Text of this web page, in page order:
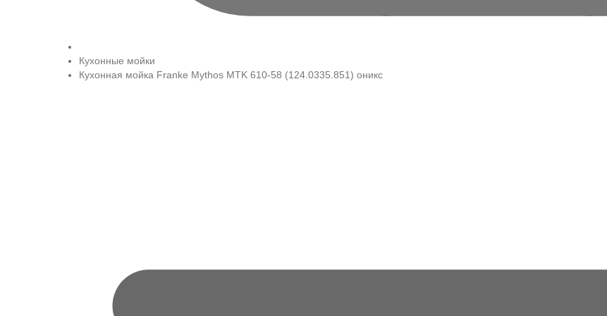
Кухонные мойки
Кухонная мойка Franke Mythos MTK 610-58 (124.0335.851) оникс